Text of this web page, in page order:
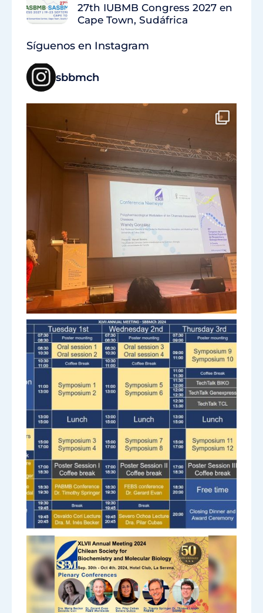
27th IUBMB Congress 2027 en
Cape Town, Sudáfrica
Síguenos en Instagram
sbbmch